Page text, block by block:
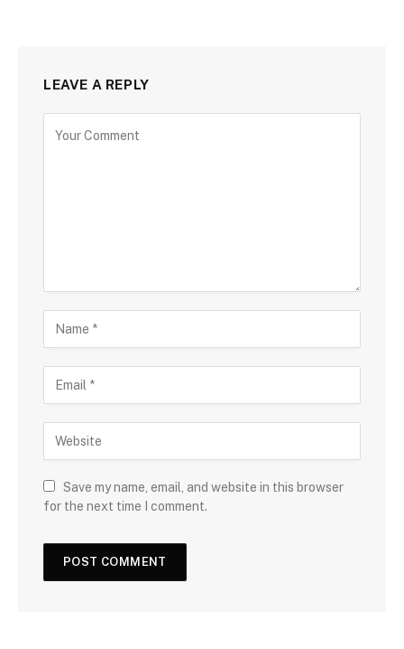
LEAVE A REPLY
Save my name, email, and website in this browser
for the next time I comment.